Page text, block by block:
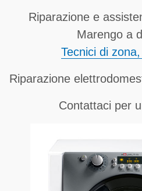
Riparazione e
Marengo a
Tecnici di
Riparazione
Contattaci per